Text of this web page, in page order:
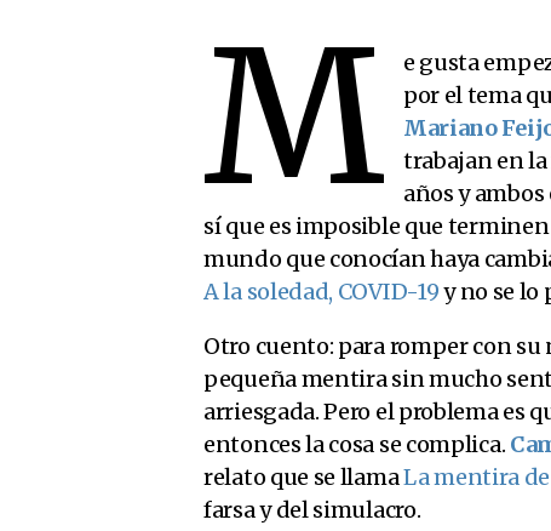
M
e gusta
por el tema
Mariano
trabajan en
años y
sí que es imposible que
mundo que conocían haya
A la soledad, COVID-19y no se lo
Otro cuento: para romper con
pequeña mentira sin mucho
arriesgada. Pero el problema es
entonces la cosa se complica.
relato que se llamaLa mentira
farsa y del simulacro.